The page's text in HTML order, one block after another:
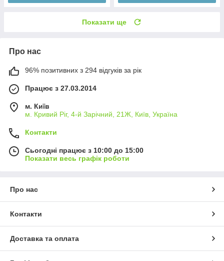
Показати ще
Про нас
96% позитивних з 294 відгуків за рік
Працює з 27.03.2014
м. Київ
м. Кривий Ріг, 4-й Зарічний, 21Ж, Київ, Україна
Контакти
Сьогодні працює з 10:00 до 15:00
Показати весь графік роботи
Про нас
Контакти
Доставка та оплата